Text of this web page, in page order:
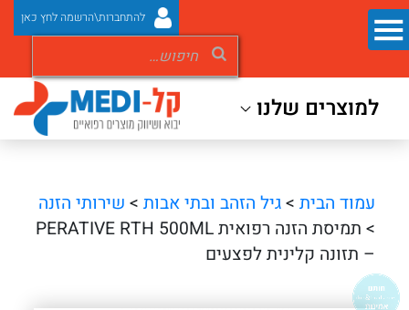
להתחברות\הרשמה לחץ כאן
למוצרים שלנו
עמוד הבית >גיל הזהב ובתי אבות > שירותי הזנה
> תמיסת הזנה רפואית PERATIVE RTH 500ML
– תזונה קלינית לפצעים